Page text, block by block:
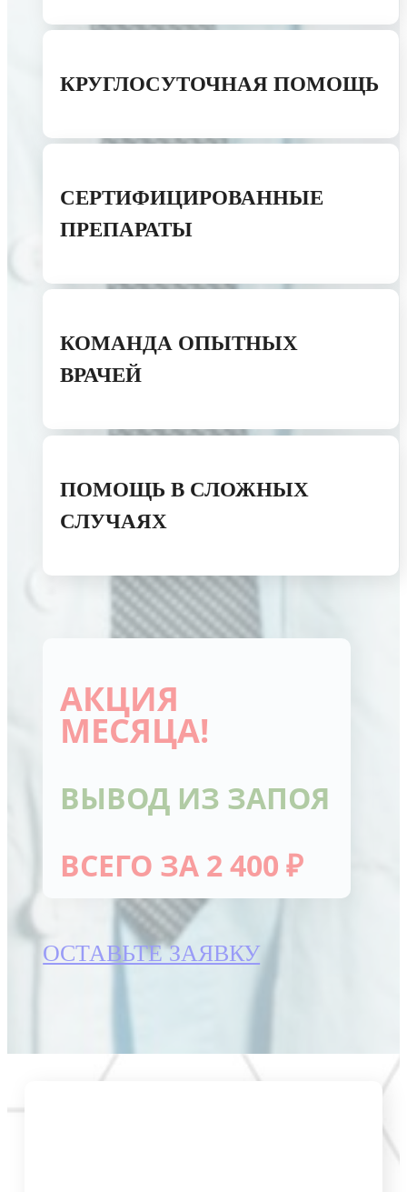
КРУГЛОСУТОЧНАЯ ПОМОЩЬ
СЕРТИФИЦИРОВАННЫЕ
ПРЕПАРАТЫ
КОМАНДА ОПЫТНЫХ
ВРАЧЕЙ
ПОМОЩЬ В СЛОЖНЫХ
СЛУЧАЯХ
АКЦИЯ
МЕСЯЦА!
ВЫВОД ИЗ ЗАПОЯ
ВСЕГО ЗА 2 400 ₽
ОСТАВЬТЕ ЗАЯВКУ